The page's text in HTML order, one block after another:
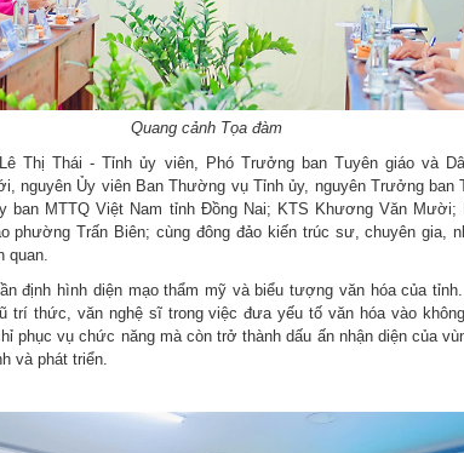
Quang cảnh Tọa đàm
Thị Thái - Tỉnh ủy viên, Phó Trưởng ban Tuyên giáo và
nguyên Ủy viên Ban Thường vụ Tỉnh ủy, nguyên Trưởng ban
ban MTTQ Việt Nam tỉnh Đồng Nai; KTS Khương Văn Mười;
phường Trấn Biên; cùng đông đảo kiến trúc sư, chuyên gia,
quan.
định hình diện mạo thẩm mỹ và biểu tượng văn hóa của
trí thức, văn nghệ sĩ trong việc đưa yếu tố văn hóa vào
phục vụ chức năng mà còn trở thành dấu ấn nhận diện của
và phát triển.